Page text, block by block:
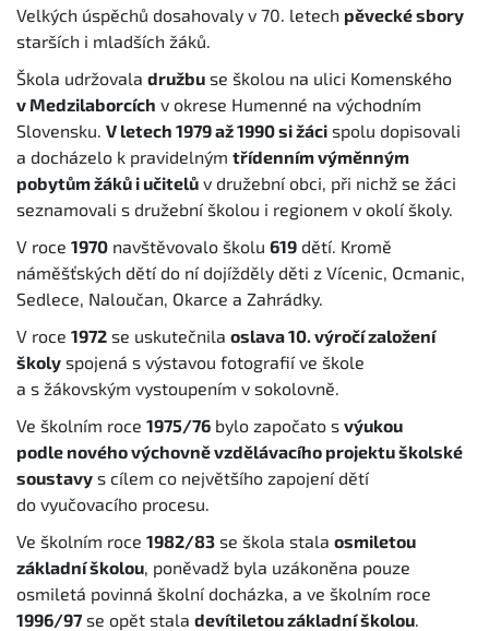
Velkých úspěchů dosahovaly v 70. letech pěvecké sbory
starších i mladších žáků.
Škola udržovala družbu se školou na ulici Komenského
v Medzilaborcích v okrese Humenné na východním
Slovensku. V letech 1979 až 1990 si žáci spolu dopisovali
a docházelo k pravidelným třídenním výměnným
pobytům žáků i učitelů v družební obci, při nichž se žáci
seznamovali s družební školou i regionem v okolí školy.
V roce 1970 navštěvovalo školu 619 dětí. Kromě
náměšťských dětí do ní dojížděly děti z Vícenic, Ocmanic,
Sedlece, Naloučan, Okarce a Zahrádky.
V roce 1972 se uskutečnila oslava 10. výročí založení
školy spojená s výstavou fotografií ve škole
a s žákovským vystoupením v sokolovně.
Ve školním roce 1975/76 bylo započato s výukou
podle nového výchovně vzdělávacího projektu školské
soustavy s cílem co největšího zapojení dětí
do vyučovacího procesu.
Ve školním roce 1982/83 se škola stala osmiletou
základní školou, poněvadž byla uzákoněna pouze
osmiletá povinná školní docházka, a ve školním roce
1996/97 se opět stala devítiletou základní školou.